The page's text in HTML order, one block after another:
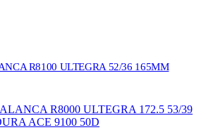
R8100 ULTEGRA 52/36 165MM
R8000 ULTEGRA 172.5 53/39
ACE 9100 50D